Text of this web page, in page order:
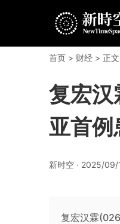
首页 > 财经 > 正文
复宏
亚首例
新时空 · 2025/09/
复宏汉霖